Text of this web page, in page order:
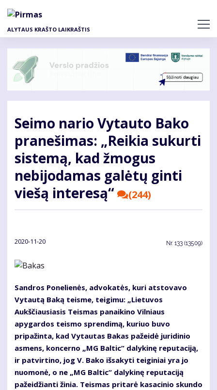
pagrindinį
ALYTAUS KRAŠTO LAIKRAŠTIS
Seimo nario Vytauto Bako
pranešimas: „Reikia sukurti
sistemą, kad žmogus
nebijodamas galėtų ginti
viešą interesą“
(244)
2020-11-20 Nr. 133 (13509)
Sandros Ponelienės, advokatės, kuri atstovavo
Vytautą Baką teisme, teigimu: „Lietuvos
Aukščiausiasis Teismas panaikino Vilniaus
apygardos teismo sprendimą, kuriuo buvo
pripažinta, kad Vytautas Bakas pažeidė juridinio
asmens, koncerno „MG Baltic“ dalykinę reputaciją,
ir patvirtino, jog V. Bako išsakyti teiginiai yra jo
nuomonė, o ne „MG Baltic“ dalykinę reputaciją
pažeidžianti žinia. Teismas pritarė kasacinio skundo